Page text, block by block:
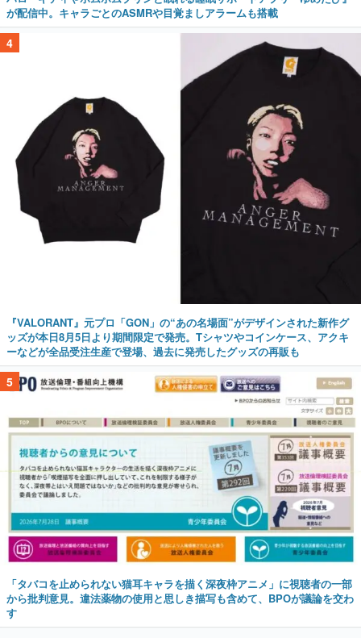
が配信中。キャラごとのASMRや目覚ましアラームも搭載
4
『VALORANT』元プロ「GON」の“あの名場面”がデザインされた新作グ
ッズが本日8月5日より期間限定で発売。Tシャツやコインケース、アクキ
ーなどが全品受注生産で登場、過去に発売したグッズの再販も
5
「タバコを止められない猫耳キャラを描く深夜枠アニメ」に視聴者の一部
から批判意見。違法薬物の使用と思しき描写も含めて、BPOが議論を交わ
す